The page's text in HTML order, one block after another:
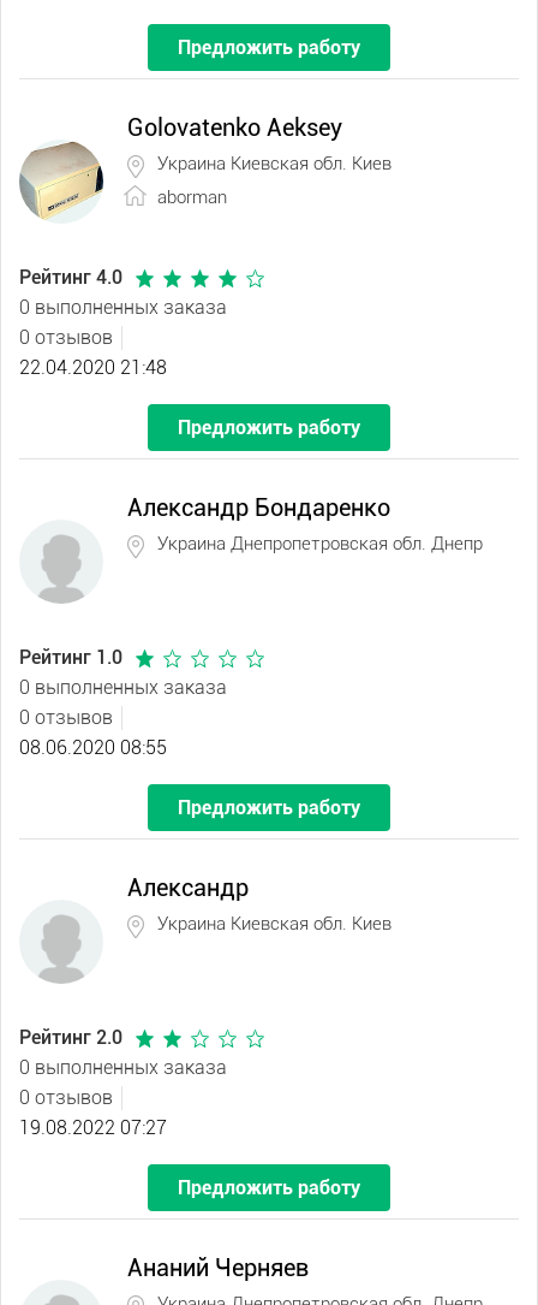
Предложить работу
Golovatenko Aeksey
Украина Киевская обл. Киев
aborman
Рейтинг 4.0
0 выполненных заказа
0 отзывов
22.04.2020 21:48
Предложить работу
Александр Бондаренко
Украина Днепропетровская обл. Днепр
Рейтинг 1.0
0 выполненных заказа
0 отзывов
08.06.2020 08:55
Предложить работу
Александр
Украина Киевская обл. Киев
Рейтинг 2.0
0 выполненных заказа
0 отзывов
19.08.2022 07:27
Предложить работу
Ананий Черняев